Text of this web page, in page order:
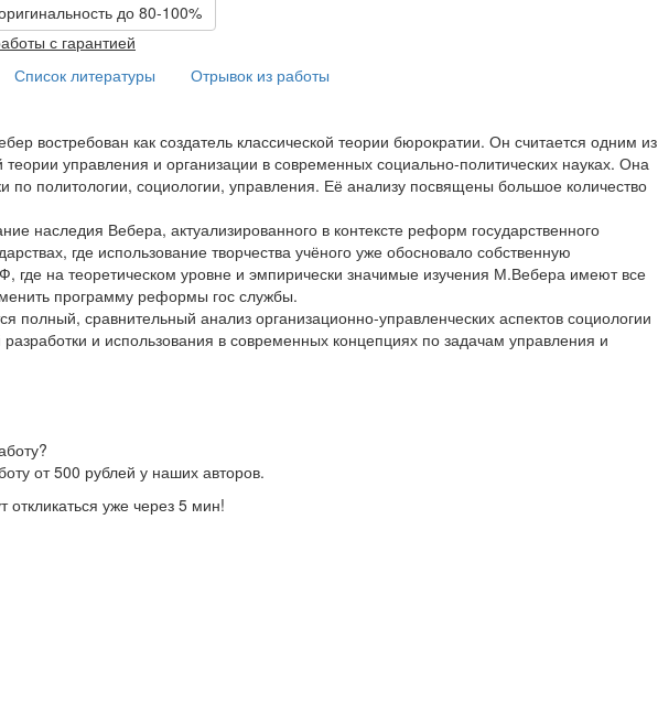
до 80-100%
с гарантией
Список литературы
Отрывок из работы
востребован как создатель классической теории бюрократии. Он считается одним из
теории управления и организации в современных социально-политических науках. Она
по политологии, социологии, управления. Её анализу посвящены большое количество
наследия Вебера, актуализированного в контексте реформ государственного
где использование творчества учёного уже обосновало собственную
где на теоретическом уровне и эмпирически значимые изучения М.Вебера имеют все
программу реформы гос службы.
полный, сравнительный анализ организационно-управленческих аспектов социологии
и использования в современных концепциях по задачам управления и
от 500 рублей у наших авторов.
уже через 5 мин!